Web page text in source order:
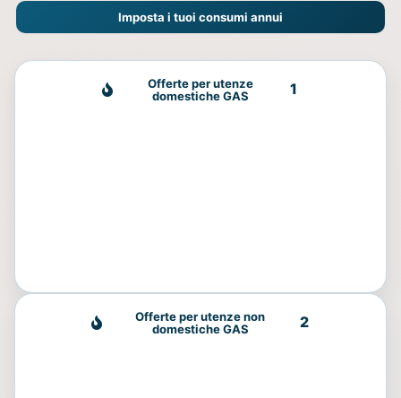
Imposta i tuoi consumi annui
Offerte per utenze
domestiche GAS
1
Offerte per utenze non
domestiche GAS
2